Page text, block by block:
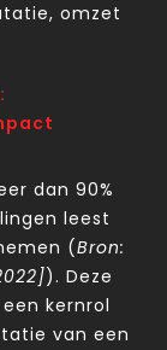
omzet
dan 90%
leest
(Bron:
). Deze
kernrol
van een